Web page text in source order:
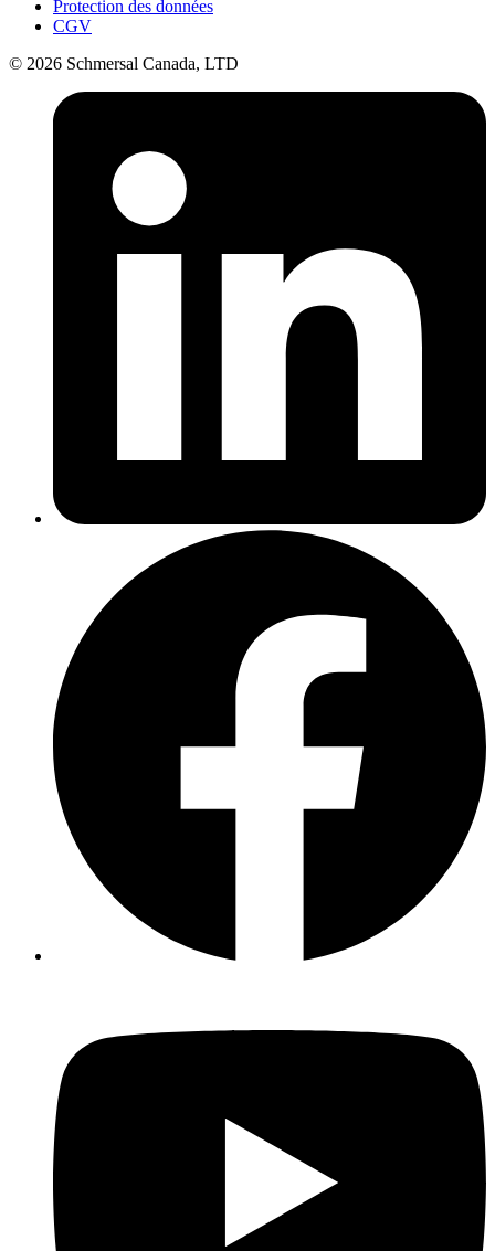
Protection des données
CGV
© 2026 Schmersal Canada, LTD